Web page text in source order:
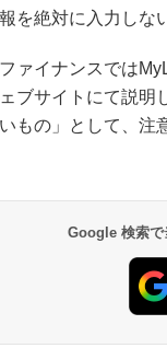
を絶対に入力しな
ァイナンスでは
ブサイトにて説明
もの」として、注
Google 検索で